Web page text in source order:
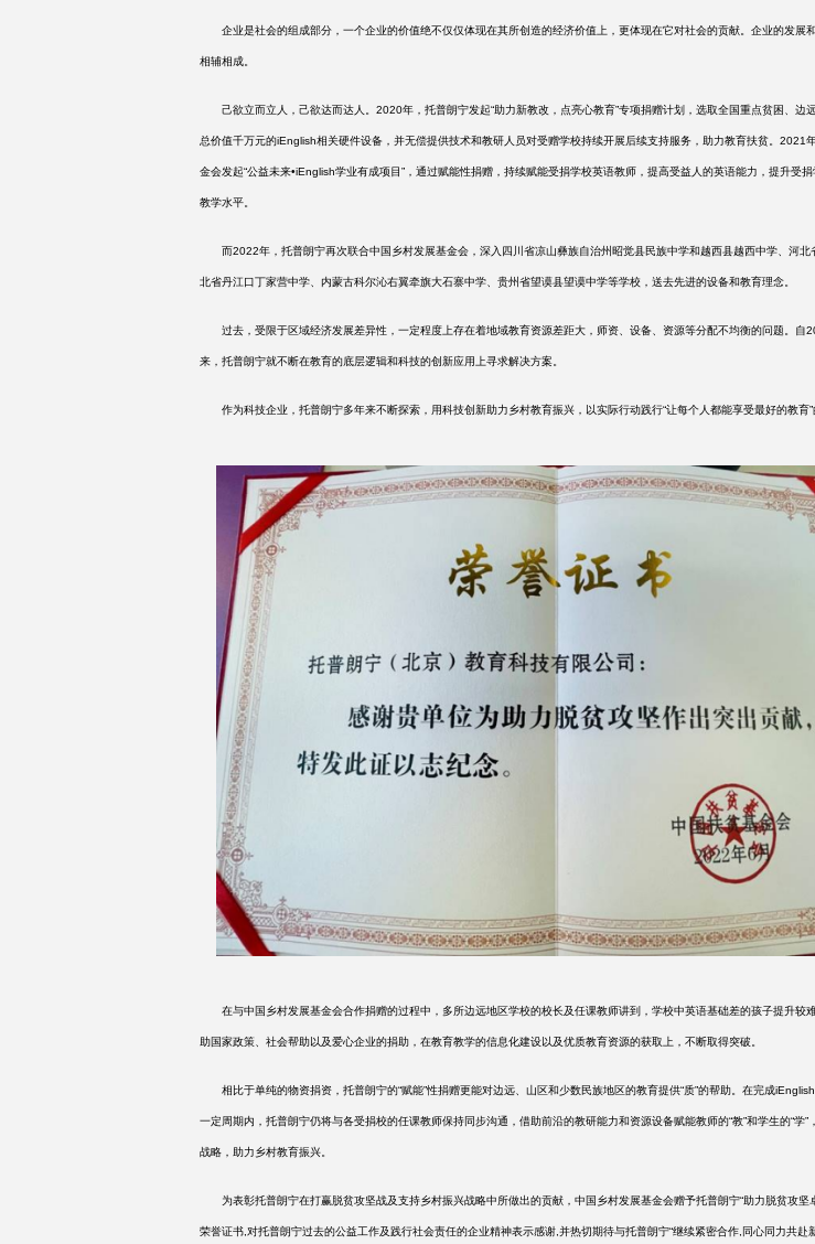
企业是社会的组成部分，一个企业的价值绝不仅仅体现在其所创造的经济价值上，更体现在它对社会的贡献。企业的发展
相辅相成。
己欲立而立人，己欲达而达人。 2020年，托普朗宁发起“助力新教改，点亮心教育”专项捐赠计划，选取全国重点贫困、边
总价值千万元的iEnglish相关硬件设备，并无偿提供技术和教研人员对受赠学校持续开展后续支持服务，助力教育扶贫。2021
金会发起“公益未来•iEnglish学业有成项目”，通过赋能性捐赠，持续赋能受捐学校英语教师，提高受益人的英语能力，提升受
教学水平。
而2022年，托普朗宁再次联合中国乡村发展基金会，深入四川省凉山彝族自治州昭觉县民族中学和越西县越西中学、河北
北省丹江口丁家营中学、内蒙古科尔沁右翼牵旗大石寨中学、贵州省望谟县望谟中学等学校，送去先进的设备和教育理念。
过去，受限于区域经济发展差异性，一定程度上存在着地域教育资源差距大，师资、设备、资源等分配不均衡的问题。自
来，托普朗宁就不断在教育的底层逻辑和科技的创新应用上寻求解决方案。
作为科技企业，托普朗宁多年来不断探索，用科技创新助力乡村教育振兴，以实际行动践行“让每个人都能享受最好的教育”
在与中国乡村发展基金会合作捐赠的过程中，多所边远地区学校的校长及任课教师讲到，学校中英语基础差的孩子提升较
助国家政策、社会帮助以及爱心企业的捐助，在教育教学的信息化建设以及优质教育资源的获取上，不断取得突破。
相比于单纯的物资捐资，托普朗宁的“赋能”性捐赠更能对边远、山区和少数民族地区的教育提供“质”的帮助。在完成
一定周期内，托普朗宁仍将与各受捐校的任课教师保持同步沟通，借助前沿的教研能力和资源设备赋能教师的“教”和学生的“学”
战略，助力乡村教育振兴。
为表彰托普朗宁在打赢脱贫攻坚战及支持乡村振兴战略中所做出的贡献，中国乡村发展基金会赠予托普朗宁“助力脱贫攻坚
荣誉证书,对托普朗宁过去的公益工作及践行社会责任的企业精神表示感谢,并热切期待与托普朗宁“继续紧密合作,同心同力共赴